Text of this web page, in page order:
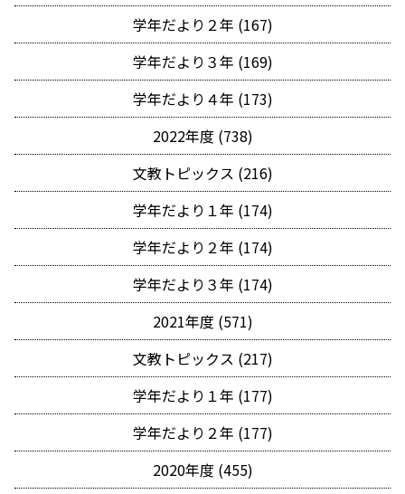
学年だより２年 (167)
学年だより３年 (169)
学年だより４年 (173)
2022年度 (738)
文教トピックス (216)
学年だより１年 (174)
学年だより２年 (174)
学年だより３年 (174)
2021年度 (571)
文教トピックス (217)
学年だより１年 (177)
学年だより２年 (177)
2020年度 (455)